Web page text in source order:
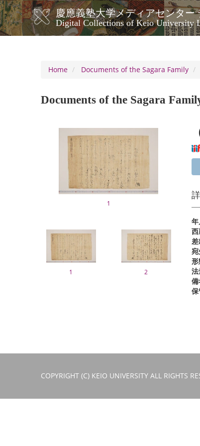
Skip
to
main
content
慶應義塾大学メディアセンター
Digital Collections of Keio University
メ
イ
ビ
シ
Home
Documents of the Sagara Family
Documents of the Sagara
1
1 2
年
西
宛
形
法
備
COPYRIGHT (C) KEIO UNIVERSITY ALL RIGHTS